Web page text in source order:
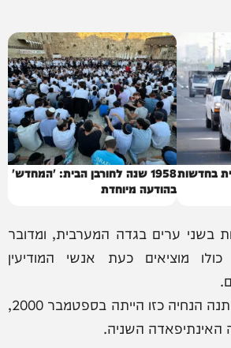
בחדשות
1958 שנה לחורבן הבית: 'המחדש'
בהודעה מיוחדת
בשני ערים בגדה המערבית, ומדובר
מוציאים כעת אנשי המודיעין
הפעם האחרונה שניתנה הנחיה כזו הייתה בספטמבר 2000,
האינתיפאדה השניה.